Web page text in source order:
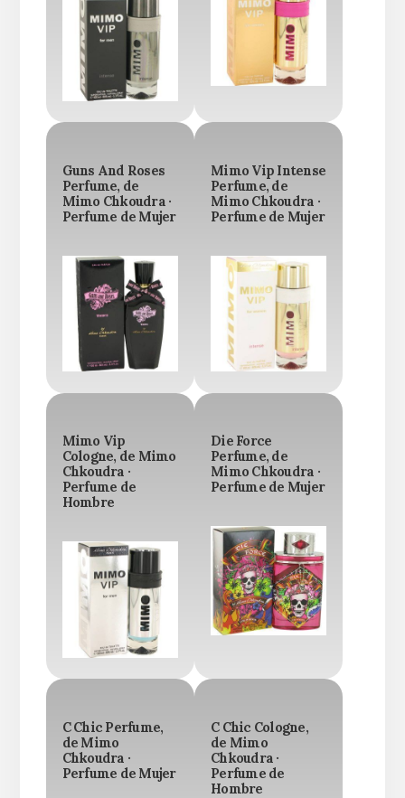
Guns And Roses
Perfume, de
Mimo Chkoudra ·
Perfume de Mujer
Mimo Vip Intense
Perfume, de
Mimo Chkoudra ·
Perfume de Mujer
Mimo Vip
Cologne, de Mimo
Chkoudra ·
Perfume de
Hombre
Die Force
Perfume, de
Mimo Chkoudra ·
Perfume de Mujer
C Chic Perfume,
de Mimo
Chkoudra ·
Perfume de Mujer
C Chic Cologne,
de Mimo
Chkoudra ·
Perfume de
Hombre